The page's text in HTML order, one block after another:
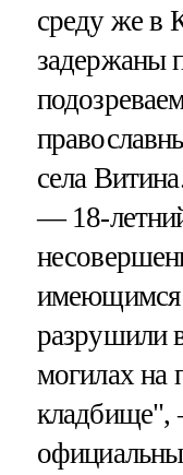
среду же в
задержаны
села
— 18-
имеющимся
разрушили
могилах на
кладбище",